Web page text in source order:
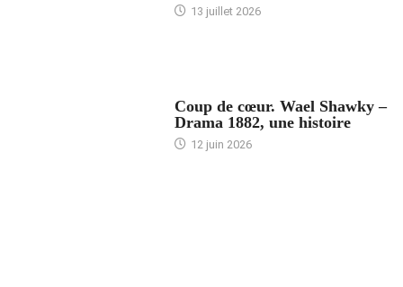
13 juillet 2026
Coup de cœur. Wael Shawky –
Drama 1882, une histoire
12 juin 2026